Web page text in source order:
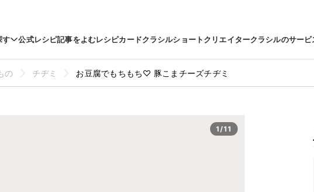
す 公式レシピ記事をよむレシピカードクラシルショートクリエイタークラシルのサービ
の チヂミ お豆腐でもちもち♡ 豚こまチーズチヂミ
1/11